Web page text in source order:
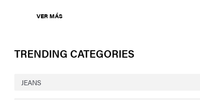
VER MÁS
TRENDING CATEGORIES
JEANS